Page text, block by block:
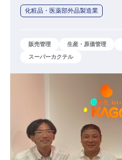
化粧品・医薬部外品製造業
販売管理 生産・原価管理
スーパーカクテル